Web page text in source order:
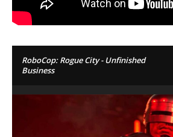
RoboCop: Rogue City - Unfinished
Business